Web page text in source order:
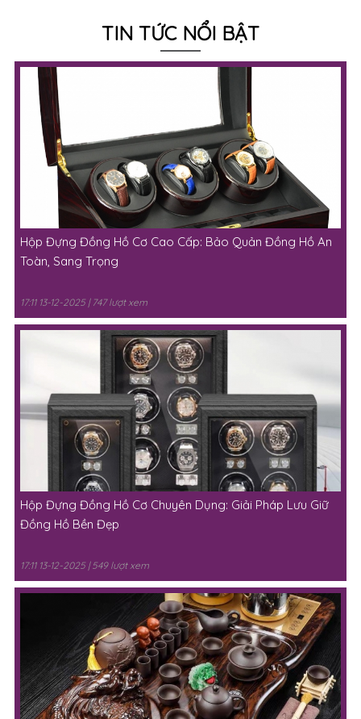
TIN TỨC NỔI BẬT
Hộp Đựng Đồng Hồ Cơ Cao Cấp: Bảo Quản Đồng Hồ An
Toàn, Sang Trọng
17:11 13-12-2025 | 747 lượt xem
Hộp Đựng Đồng Hồ Cơ Chuyên Dụng: Giải Pháp Lưu Giữ
Đồng Hồ Bền Đẹp
17:11 13-12-2025 | 549 lượt xem